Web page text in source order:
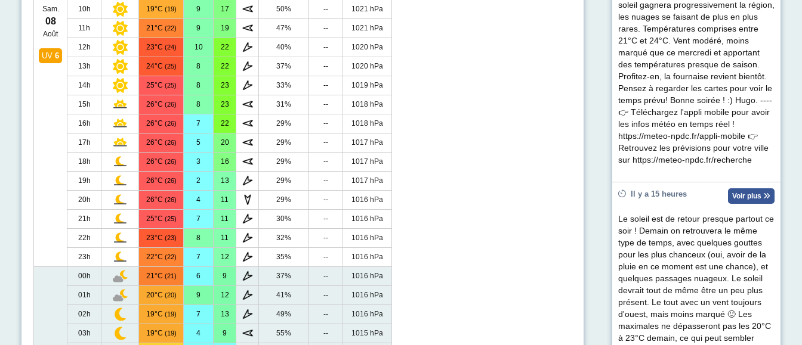
Sam.
08
Août
UV 6
10h 19°C (19) 9 17 50% -- 1021 hPa
11h 21°C (22) 9 19 47% -- 1021 hPa
12h 23°C (24) 10 22 40% -- 1020 hPa
13h 24°C (25) 8 22 37% -- 1020 hPa
14h 25°C (25) 8 23 33% -- 1019 hPa
15h 26°C (26) 8 23 31% -- 1018 hPa
16h 26°C (26) 7 22 29% -- 1018 hPa
17h 26°C (26) 5 20 29% -- 1017 hPa
18h 26°C (26) 3 16 29% -- 1017 hPa
19h 26°C (26) 2 13 29% -- 1017 hPa
20h 26°C (26) 4 11 29% -- 1016 hPa
21h 25°C (25) 7 11 30% -- 1016 hPa
22h 23°C (23) 8 11 32% -- 1016 hPa
23h 22°C (22) 7 12 35% -- 1016 hPa
00h 21°C (21) 6 9 37% -- 1016 hPa
01h 20°C (20) 9 12 41% -- 1016 hPa
02h 19°C (19) 7 13 49% -- 1016 hPa
03h 19°C (19) 4 9 55% -- 1015 hPa
soleil gagnera progressivement la région,
les nuages se faisant de plus en plus
rares. Températures comprises entre
21°C et 24°C. Vent modéré, moins
marqué que ce mercredi et apportant
des températures presque de saison.
Profitez-en, la fournaise revient bientôt.
Pensez à regarder les cartes pour voir le
temps prévu! Bonne soirée ! :) Hugo. ----
👉 Téléchargez l'appli mobile pour avoir
les infos météo en temps réel !
https://meteo-npdc.fr/appli-mobile 👉
Retrouvez les prévisions pour votre ville
sur https://meteo-npdc.fr/recherche
Il y a 15 heures Voir plus
Le soleil est de retour presque partout ce
soir ! Demain on retrouvera le même
type de temps, avec quelques gouttes
pour les plus chanceux (oui, avoir de la
pluie en ce moment est une chance), et
quelques passages nuageux. Le soleil
devrait tout de même être un peu plus
présent. Le tout avec un vent toujours
d'ouest, mais moins marqué 🙂 Les
maximales ne dépasseront pas les 20°C
à 23°C demain, ce qui peut sembler